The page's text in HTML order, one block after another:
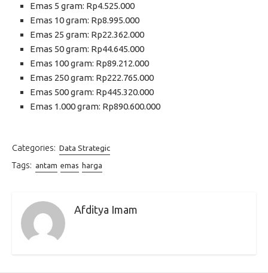
Emas 5 gram: Rp4.525.000
Emas 10 gram: Rp8.995.000
Emas 25 gram: Rp22.362.000
Emas 50 gram: Rp44.645.000
Emas 100 gram: Rp89.212.000
Emas 250 gram: Rp222.765.000
Emas 500 gram: Rp445.320.000
Emas 1.000 gram: Rp890.600.000
Categories: Data Strategic
Tags: antam emas harga
Afditya Imam